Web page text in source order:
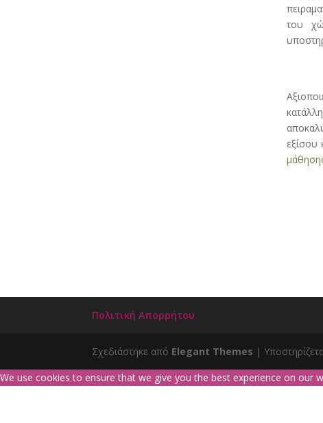
του
εξίσου
Πολιτική Απορρήτου
Σχεδιάστηκε από Elegant Themes |
We use cookies to ensure that we give you the best experience on